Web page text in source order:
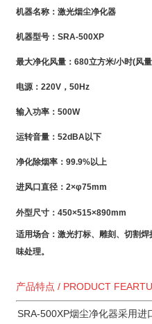
机器名称：激光烟尘净化器
机器型号：SRA-500XP
最大净化风量：680立方米/小时(风
电源：220V，50Hz
输入功率：500W
运转音量：52dBA以下
净化除烟率：99.9%以上
进风口直径：2×φ75mm
外型尺寸：450×515×890mm
适用场合：激光打标、雕刻、切割焊
味处理。
产品特点 / PRODUCT
SRA-500XP烟尘净化器采用进